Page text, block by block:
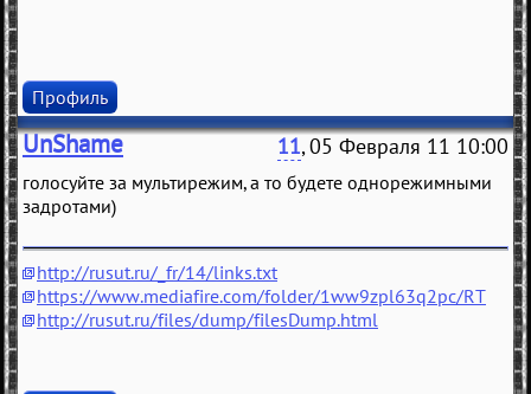
Профиль
UnShame 11, 05 Февраля 11 10:00
голосуйте за мультирежим, а то будете однорежимными
задротами)
http://rusut.ru/_fr/14/links.txt
https://www.mediafire.com/folder/1ww9zpl63q2pc/RT
http://rusut.ru/files/dump/filesDump.html